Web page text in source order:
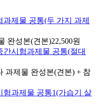
과제물 공통(두 가지 과제
완성본(견본)22,500원
간시험과제물 공통(절대
과제물 완성본(견본) + 참
험과제물 공통1(가습기 살